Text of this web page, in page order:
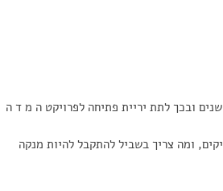
של משימת 100 השנים ובכך לתת יריית פתיחה לפרויקט ה מ ד ה
ומה צריך בשביל להתקבל להיות מנקה